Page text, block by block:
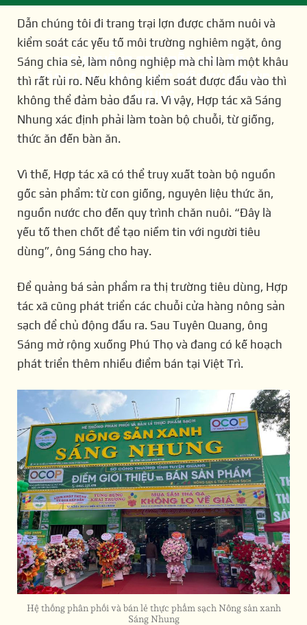
Từ chuồng trại đến bàn ăn:
Cách làm nông khác biệt của Sáng
Nhung
Dẫn chúng tôi đi trang trại lợn được chăm nuôi và
kiểm soát các yếu tố môi trường nghiêm ngặt, ông
Sáng chia sẻ, làm nông nghiệp mà chỉ làm một khâu
thì rất rủi ro. Nếu không kiểm soát được đầu vào thì
không thể đảm bảo đầu ra. Vì vậy, Hợp tác xã Sáng
Nhung xác định phải làm toàn bộ chuỗi, từ giống,
thức ăn đến bàn ăn.
Vì thế, Hợp tác xã có thể truy xuất toàn bộ nguồn
gốc sản phẩm: từ con giống, nguyên liệu thức ăn,
nguồn nước cho đến quy trình chăn nuôi. “Đây là
yếu tố then chốt để tạo niềm tin với người tiêu
dùng”, ông Sáng cho hay.
Để quảng bá sản phẩm ra thị trường tiêu dùng, Hợp
tác xã cũng phát triển các chuỗi cửa hàng nông sản
sạch để chủ động đầu ra. Sau Tuyên Quang, ông
Sáng mở rộng xuống Phú Thọ và đang có kế hoạch
phát triển thêm nhiều điểm bán tại Việt Trì.
Hệ thống phân phối và bán lẻ thực phẩm sạch Nông sản xanh
Sáng Nhung